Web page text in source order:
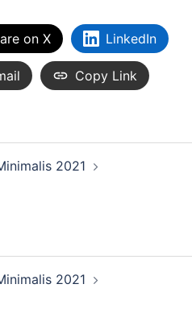
on X LinkedIn
Copy Link
2021
2021